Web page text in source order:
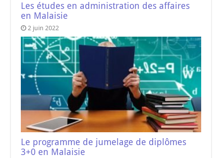
Les études en administration des affaires
en Malaisie
2 juin 2022
Le programme de jumelage de diplômes
3+0 en Malaisie